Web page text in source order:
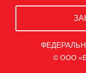
© ООО